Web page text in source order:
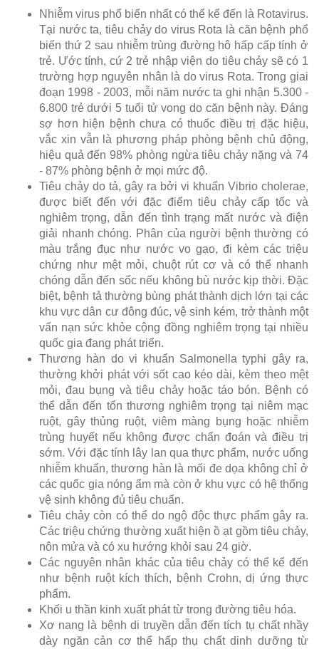
Nhiễm virus phổ biến nhất có thể kể đến là Rotavirus.
Tại nước ta, tiêu chảy do virus Rota là căn bệnh phổ
biến thứ 2 sau nhiễm trùng đường hô hấp cấp tính ở
trẻ. Ước tính, cứ 2 trẻ nhập viện do tiêu chảy sẽ có 1
trường hợp nguyên nhân là do virus Rota. Trong giai
đoạn 1998 - 2003, mỗi năm nước ta ghi nhận 5.300 -
6.800 trẻ dưới 5 tuổi tử vong do căn bệnh này. Đáng
sợ hơn hiện bệnh chưa có thuốc điều trị đặc hiệu,
vắc xin vẫn là phương pháp phòng bệnh chủ động,
hiệu quả đến 98% phòng ngừa tiêu chảy nặng và 74
- 87% phòng bệnh ở mọi mức độ.
Tiêu chảy do tả, gây ra bởi vi khuẩn Vibrio cholerae,
được biết đến với đặc điểm tiêu chảy cấp tốc và
nghiêm trọng, dẫn đến tình trạng mất nước và điện
giải nhanh chóng. Phân của người bệnh thường có
màu trắng đục như nước vo gạo, đi kèm các triệu
chứng như mệt mỏi, chuột rút cơ và có thể nhanh
chóng dẫn đến sốc nếu không bù nước kịp thời. Đặc
biệt, bệnh tả thường bùng phát thành dịch lớn tại các
khu vực dân cư đông đúc, vệ sinh kém, trở thành một
vấn nạn sức khỏe cộng đồng nghiêm trọng tại nhiều
quốc gia đang phát triển.
Thương hàn do vi khuẩn Salmonella typhi gây ra,
thường khởi phát với sốt cao kéo dài, kèm theo mệt
mỏi, đau bụng và tiêu chảy hoặc táo bón. Bệnh có
thể dẫn đến tổn thương nghiêm trọng tại niêm mạc
ruột, gây thủng ruột, viêm màng bụng hoặc nhiễm
trùng huyết nếu không được chẩn đoán và điều trị
sớm. Với đặc tính lây lan qua thực phẩm, nước uống
nhiễm khuẩn, thương hàn là mối đe dọa không chỉ ở
các quốc gia nóng ẩm mà còn ở khu vực có hệ thống
vệ sinh không đủ tiêu chuẩn.
Tiêu chảy còn có thể do ngộ độc thực phẩm gây ra.
Các triệu chứng thường xuất hiện ồ ạt gồm tiêu chảy,
nôn mửa và có xu hướng khỏi sau 24 giờ.
Các nguyên nhân khác của tiêu chảy có thể kể đến
như bệnh ruột kích thích, bệnh Crohn, dị ứng thực
phẩm.
Khối u thần kinh xuất phát từ trong đường tiêu hóa.
Xơ nang là bệnh di truyền dẫn đến tích tụ chất nhầy
dày ngăn cản cơ thể hấp thụ chất dinh dưỡng từ